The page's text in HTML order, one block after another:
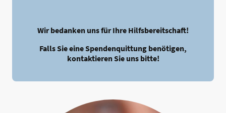
Wir bedanken uns für Ihre Hilfsbereitschaft!
Falls Sie eine Spendenquittung benötigen,
kontaktieren Sie uns bitte!